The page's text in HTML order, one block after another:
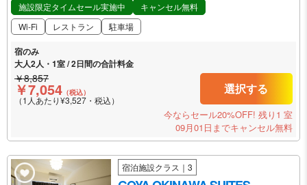
施設限定タイムセール実施中
キャンセル無料
Wi-Fi
レストラン 駐車場
宿のみ
大人2人・1室 / 2日間の合計料金
￥8,857
￥7,054 （税込）
（1人あたり¥3,527・税込）
選択する
今ならセール20%OFF! 残り1 室
09月01日までキャンセル無料
宿泊施設クラス｜3